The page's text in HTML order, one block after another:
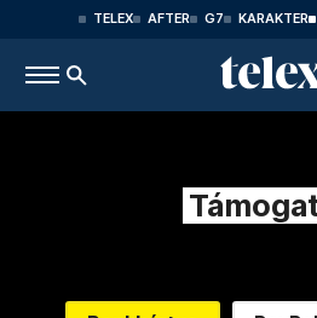
TELEX AFTER G7 KARAKTER